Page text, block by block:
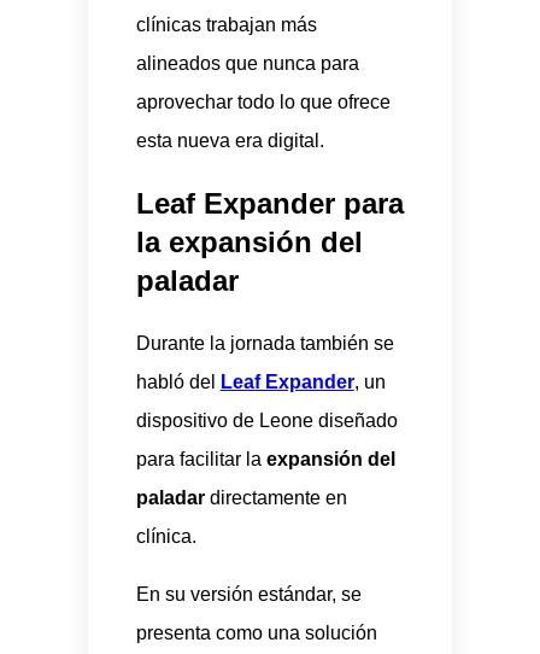
clínicas trabajan más
alineados que nunca para
aprovechar todo lo que ofrece
esta nueva era digital.
Leaf Expander para
la expansión del
paladar
Durante la jornada también se
habló del
Leaf Expander, un
dispositivo de Leone diseñado
para facilitar la expansión del
paladardirectamente en
clínica.
En su versión estándar, se
presenta como una solución